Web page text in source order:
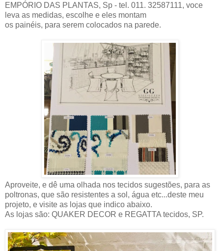
EMPÓRIO DAS PLANTAS, Sp - tel. 011. 32587111, voce
leva as medidas, escolhe e eles montam
os painéis, para serem colocados na parede.
Aproveite, e dê uma olhada nos tecidos sugestões, para as
poltronas, que são resistentes a sol, água etc...deste meu
projeto, e visite as lojas que indico abaixo.
As lojas são: QUAKER DECOR e REGATTA tecidos, SP.